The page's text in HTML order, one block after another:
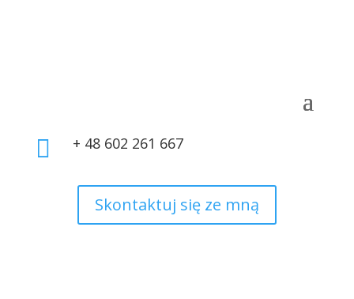
 + 48 602 261 667
Skontaktuj się ze mną